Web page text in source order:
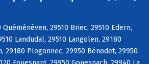
29510 Briec, 29510 Edern,
Landudal, 29510 Langolen, 29180
29180 Plogonnec, 29950 Bénodet, 29950